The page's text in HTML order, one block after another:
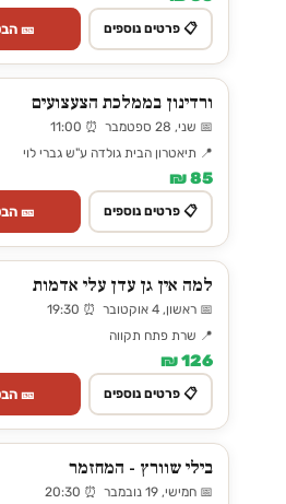
📋 פרטים נוספים 🎫
ורדינון בממלכת הצעצועים
📅 שני, 28 ספטמבר ⏰ 11:00
📍 תיאטרון הבית גולדה ע"ש גברי לוי
85 ₪
📋 פרטים נוספים 🎫
למה אין גן עדן עלי אדמות
📅 ראשון, 4 אוקטובר ⏰ 19:30
📍 שרת פתח תקווה
126 ₪
📋 פרטים נוספים 🎫
בילי שוורץ - המחזמר
📅 חמישי, 19 נובמבר ⏰ 20:30